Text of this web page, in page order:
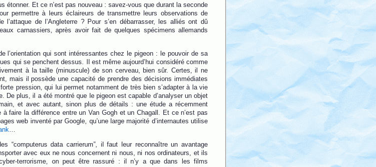
étonner. Et ce n’est pas nouveau : savez-vous que durant la seconde
permettre à leurs éclaireurs de transmettre leurs observations de
de l’Angleterre ? Pour s’en débarrasser, les alliés ont dû
carnassiers, après avoir fait de quelques spécimens allemands
l’orientation qui sont intéressantes chez le pigeon : le pouvoir de sa
qui se penchent dessus. Il est même aujourd’hui considéré comme
à la taille (minuscule) de son cerveau, bien sûr. Certes, il ne
mais il possède une capacité de prendre des décisions immédiates
pression, qui lui permet notamment de très bien s’adapter à la vie
De plus, il a été montré que le pigeon est capable d’analyser un objet
et avec autant, sinon plus de détails : une étude a récemment
à faire la différence entre un Van Gogh et un Chagall. Et ce n’est pas
web inventé par Google, qu’une large majorité d’internautes utilise
“computerus data carrierum”, il faut leur reconnaître un avantage
avec eux ne nous concernent ni nous, ni nos ordinateurs, et ils
terrorisme, on peut être rassuré : il n’y a que dans les films